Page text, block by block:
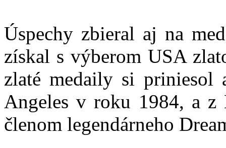
Úspechy zbieral aj na
získal s výberom USA
zlaté medaily si
Angeles v roku 1984, a
členom legendárneho